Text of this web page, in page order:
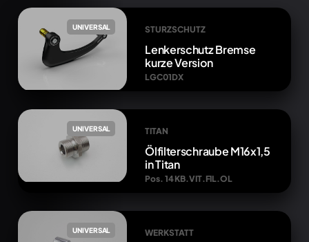
UNIVERSAL STURZSCHUTZ
Lenkerschutz Bremse
kurze Version
LGC01DX
UNIVERSAL TITAN
Ölfilterschraube M16x1,5
in Titan
Pos. 14 KB.VIT.FIL.OL
UNIVERSAL WERKSTATT